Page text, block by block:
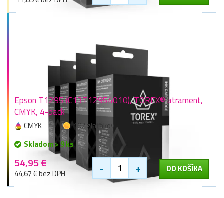
Epson T1295 (C13T12954010), TOREX® atrament,
CMYK, 4-pack
CMYK
102 zlaťákov
Skladom > 9 ks
54,95 €
44,67 € bez DPH - + DO KOŠÍKA